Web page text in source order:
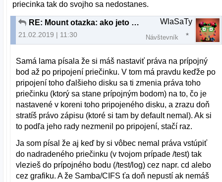
priecinka tak do svojho sa nedostanes.
RE: Mount otazka: ako jeto mozne?
21.02.2019 | 11:30
WlaSaTy
Návštevník
Samá lama písala že si máš nastaviť práva na prípojný
bod až po pripojení priečinku. V tom má pravdu keďže po
pripojení toho ďalšieho disku sa ti zmenia práva toho
priečinku (ktorý sa stane prípojným bodom) na to, čo je
nastavené v koreni toho pripojeného disku, a zrazu doň
stratíš právo zápisu (ktoré si tam by default nemal). Ak si
to podľa jeho rady nezmenil po pripojení, stačí raz.
Ja som písal že aj keď by si vôbec nemal práva vstúpiť
do nadradeného priečinku (v tvojom prípade /test) tak
vlezieš do prípojného bodu (/test/log) cez napr. cd alebo
cez grafiku. A že Samba/CIFS ťa doň nepustí ak nemáš